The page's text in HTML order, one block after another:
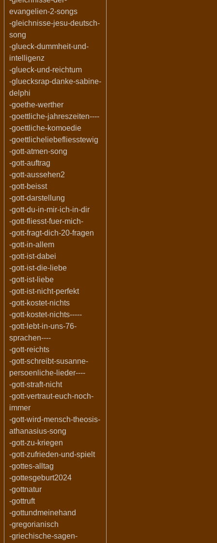
evangelien-2-songs
-gleichnisse-jesu-deutsch-
song
-glueck-dummheit-und-
intelligenz
-glueck-und-reichtum
-gluecksrap-danke-sabine-
delphi
-goethe-werther
-goettliche-jahreszeiten----
-goettliche-komoedie
-goettlicheliebefliesstewig
-gott-atmen-song
-gott-auftrag
-gott-aussehen2
-gott-beisst
-gott-darstellung
-gott-du-in-mir-ich-in-dir
-gott-fliesst-fuer-mich-
-gott-fragt-dich-20-fragen
-gott-in-allem
-gott-ist-dabei
-gott-ist-die-liebe
-gott-ist-liebe
-gott-ist-nicht-perfekt
-gott-kostet-nichts
-gott-kostet-nichts-----
-gott-lebt-in-uns-76-
sprachen----
-gott-reichts
-gott-schreibt-susanne-
persoenliche-lieder----
-gott-straft-nicht
-gott-vertraut-euch-noch-
immer
-gott-wird-mensch-theosis-
athanasius-song
-gott-zu-kriegen
-gott-zufrieden-und-spielt
-gottes-alltag
-gottesgeburt2024
-gottnatur
-gottruft
-gottundmeinehand
-gregorianisch
-griechische-sagen-